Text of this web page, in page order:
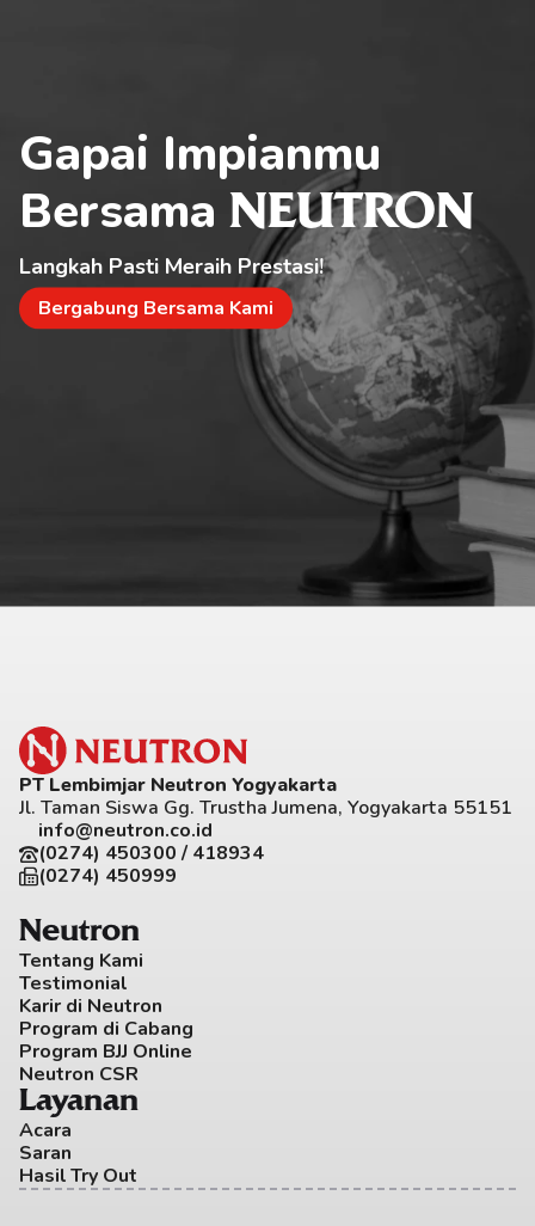
Gapai Impianmu
Bersama NEUTRON
Langkah Pasti Meraih Prestasi!
Bergabung Bersama Kami
PT Lembimjar Neutron Yogyakarta
Jl. Taman Siswa Gg. Trustha Jumena, Yogyakarta 55151
info@neutron.co.id
(0274) 450300 / 418934
(0274) 450999
Neutron
Tentang Kami
Testimonial
Karir di Neutron
Program di Cabang
Program BJJ Online
Neutron CSR
Layanan
Acara
Saran
Hasil Try Out